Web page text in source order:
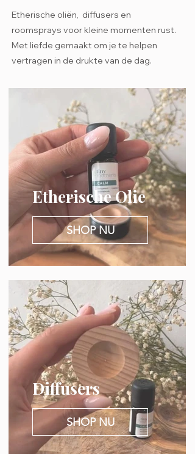
Etherische oliën, diffusers en
roomsprays voor kleine momenten rust.
Met liefde gemaakt om je te helpen
vertragen in de drukte van de dag.
Etherische Olie
SHOP NU
Diffusers
SHOP NU